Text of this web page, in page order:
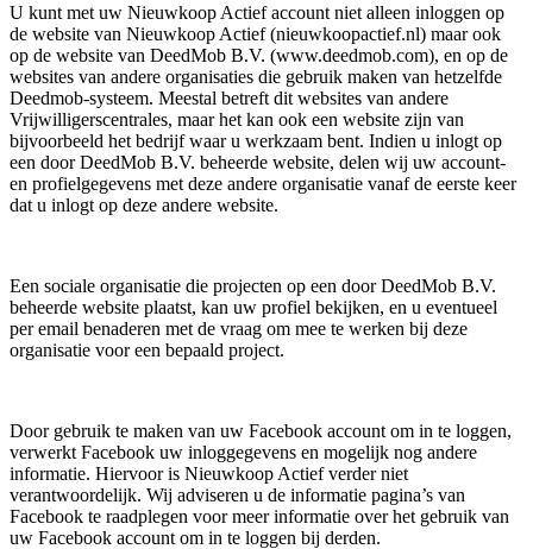
U kunt met uw Nieuwkoop Actief account niet alleen inloggen op
de website van Nieuwkoop Actief (nieuwkoopactief.nl) maar ook
op de website van DeedMob B.V. (www.deedmob.com), en op de
websites van andere organisaties die gebruik maken van hetzelfde
Deedmob-systeem. Meestal betreft dit websites van andere
Vrijwilligerscentrales, maar het kan ook een website zijn van
bijvoorbeeld het bedrijf waar u werkzaam bent. Indien u inlogt op
een door DeedMob B.V. beheerde website, delen wij uw account-
en profielgegevens met deze andere organisatie vanaf de eerste keer
dat u inlogt op deze andere website.
Een sociale organisatie die projecten op een door DeedMob B.V.
beheerde website plaatst, kan uw profiel bekijken, en u eventueel
per email benaderen met de vraag om mee te werken bij deze
organisatie voor een bepaald project.
Door gebruik te maken van uw Facebook account om in te loggen,
verwerkt Facebook uw inloggegevens en mogelijk nog andere
informatie. Hiervoor is Nieuwkoop Actief verder niet
verantwoordelijk. Wij adviseren u de informatie pagina’s van
Facebook te raadplegen voor meer informatie over het gebruik van
uw Facebook account om in te loggen bij derden.